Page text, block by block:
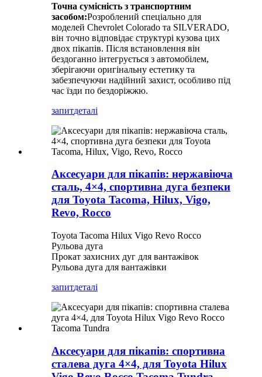
Точна сумісність з транспортним
засобом:Розроблений спеціально для
моделей Chevrolet Colorado та SILVERADO,
він точно відповідає структурі кузова цих
двох пікапів. Після встановлення він
бездоганно інтегрується з автомобілем,
зберігаючи оригінальну естетику та
забезпечуючи надійний захист, особливо під
час їзди по бездоріжжю.
запитдеталі
Аксесуари для пікапів: нержавіюча
сталь, 4×4, спортивна дуга безпеки
для Toyota Tacoma, Hilux, Vigo,
Revo, Rocco
Toyota Tacoma Hilux Vigo Revo Rocco
Рульова дуга
Прокат захисних дуг для вантажівок
Рульова дуга для вантажівки
запитдеталі
Аксесуари для пікапів: спортивна
сталева дуга 4×4, для Toyota Hilux